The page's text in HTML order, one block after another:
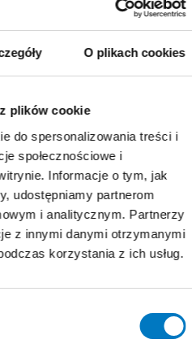
O plikach cookies
plików cookie
do spersonalizowania treści i
społecznościowe i
Informacje o tym, jak
udostępniamy partnerom
i analitycznym. Partnerzy
z innymi danymi otrzymanymi
korzystania z ich usług.
pełną dokumentację
z innymi
Należy również
się do kolejnych
i spisanie wszystkich
tych notatek na
w trakcie wizyty.
numer telefonu, pod
się z lekarzem
lub niepokojących
wskazać, gdzie
przypadku wystąpienia